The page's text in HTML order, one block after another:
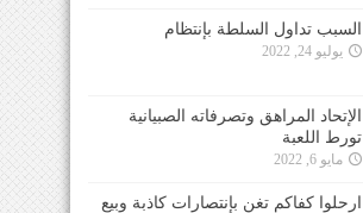
السبب تداول السلطة بإنتظام
يوليو 24, 2022
الإتحاد المراهق وتصرفاته الصبيانية
تورط اللعبة
مايو 6, 2022
ارحلوا كفاكم تغنٍ بإنتصارات كاذبة وبيع